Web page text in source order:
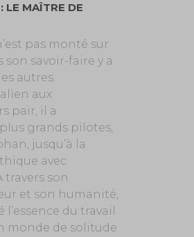
LE MAÎTRE DE
pas monté sur
son savoir-faire y a
autres.
aux
pair, il a
grands pilotes,
jusqu’à la
avec
travers son
et son humanité,
du travail
monde de solitude